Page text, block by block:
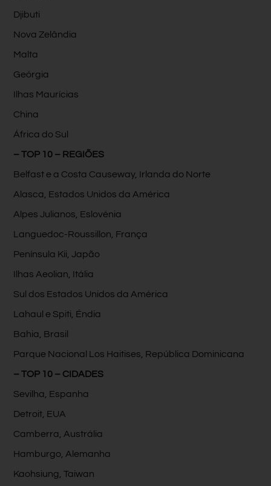
Djibuti
Nova Zelândia
Malta
Geórgia
Ilhas Maurícias
China
África do Sul
– TOP 10 – REGIÕES
Belfast e a Costa Causeway, Irlanda do Norte
Alasca, Estados Unidos da América
Alpes Julianos, Eslovénia
Languedoc-Roussillon, França
Península Kii, Japão
Ilhas Aeolian, Itália
Sul dos Estados Unidos da América
Lahaul e Spiti, Éndia
Bahia, Brasil
Parque Nacional Los Haitises, República Dominicana
– TOP 10 – CIDADES
Sevilha, Espanha
Detroit, EUA
Camberra, Austrália
Hamburgo, Alemanha
Kaohsiung, Taiwan